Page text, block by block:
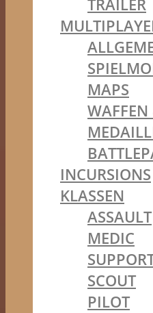
TRAILER
MAPS
INCURSIONS
KLASSEN
ASSAULT
MEDIC
SCOUT
PILOT